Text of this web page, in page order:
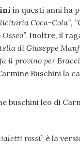
in questi anni ha
Coca-Cola”,
Inoltre, il
di Giuseppe
il provino per
Buschini la
rossi’‘ è la